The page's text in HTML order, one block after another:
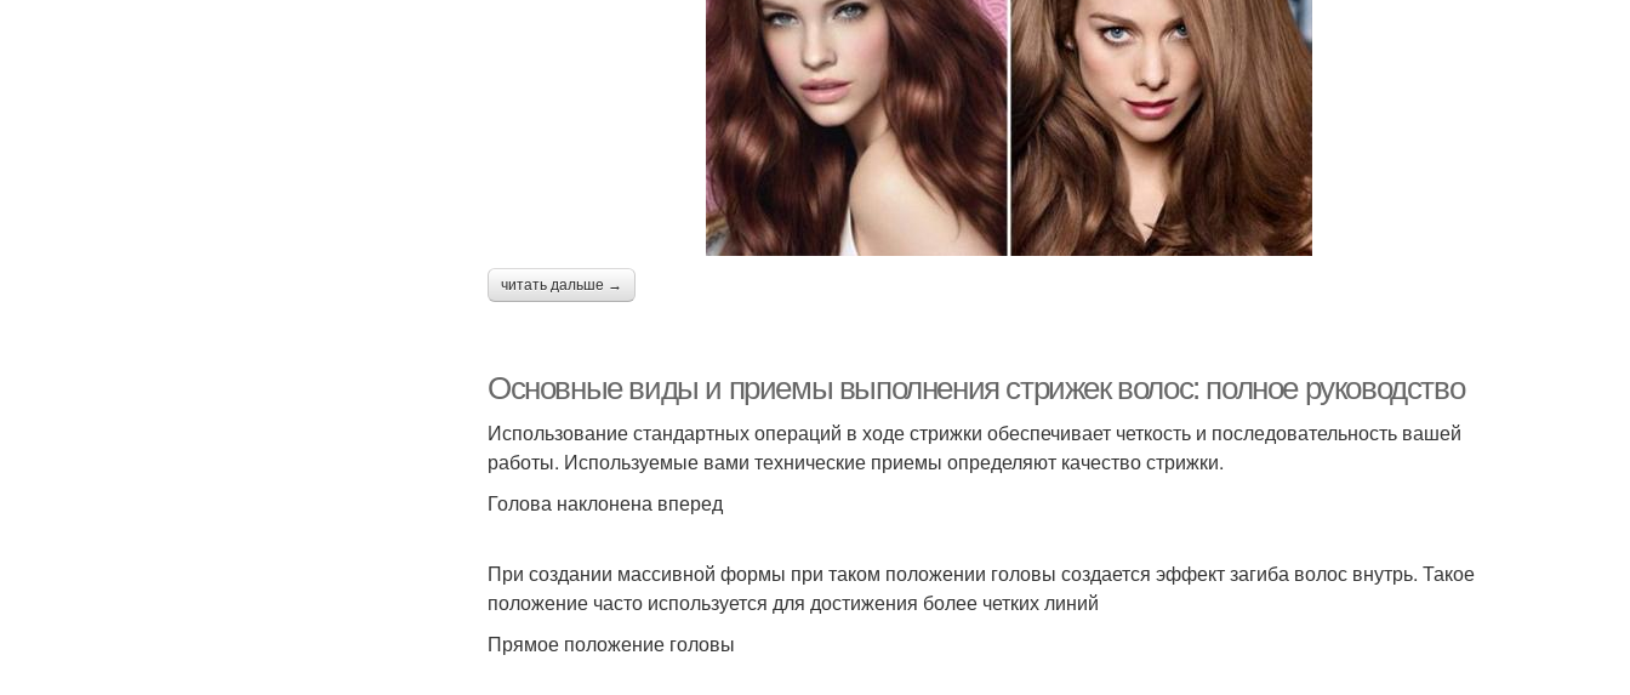
читать дальше →
Основные виды и приемы выполнения стрижек волос: полное руководство
Использование стандартных операций в ходе стрижки обеспечивает четкость и последовательность вашей
работы. Используемые вами технические приемы определяют качество стрижки.
Голова наклонена вперед
При создании массивной формы при таком положении головы создается эффект загиба волос внутрь. Такое
положение часто используется для достижения более четких линий
Прямое положение головы